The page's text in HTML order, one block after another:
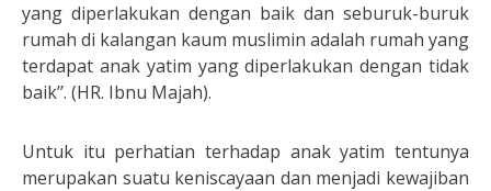
yang diperlakukan dengan baik dan seburuk-buruk
rumah di kalangan kaum muslimin adalah rumah yang
terdapat anak yatim yang diperlakukan dengan tidak
baik’’. (HR. Ibnu Majah).
Untuk itu perhatian terhadap anak yatim tentunya
merupakan suatu keniscayaan dan menjadi kewajiban